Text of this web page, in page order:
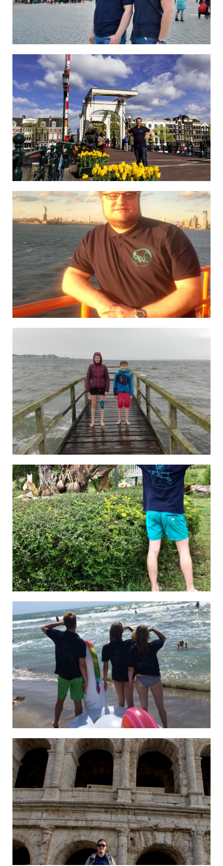
Christoph und Jan in Moskau
Marvin und Jana in Amsterdam
Michael in New York
Finja und Marek in Eckernförde
Lucas in Thailand
Leonie in Italien
Jana und Marvin in Rom